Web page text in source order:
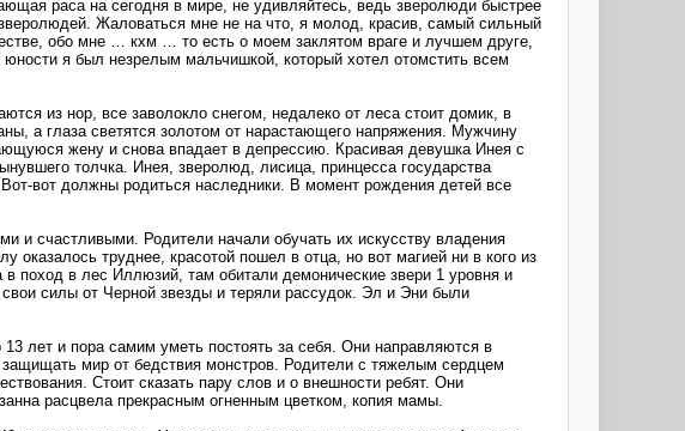
раса на сегодня в мире, не удивляйтесь, ведь зверолюди быстрее
Жаловаться мне не на что, я молод, красив, самый сильный
обо мне … кхм … то есть о моем заклятом враге и лучшем друге,
я был незрелым мальчишкой, который хотел отомстить всем
из нор, все заволокло снегом, недалеко от леса стоит домик, в
а глаза светятся золотом от нарастающего напряжения. Мужчину
жену и снова впадает в депрессию. Красивая девушка Инея с
толчка. Инея, зверолюд, лисица, принцесса государства
вот должны родиться наследники. В момент рождения детей все
и счастливыми. Родители начали обучать их искусству владения
труднее, красотой пошел в отца, но вот магией ни в кого из
поход в лес Иллюзий, там обитали демонические звери 1 уровня и
силы от Черной звезды и теряли рассудок. Эл и Эни были
лет и пора самим уметь постоять за себя. Они направляются в
защищать мир от бедствия монстров. Родители с тяжелым сердцем
Стоит сказать пару слов и о внешности ребят. Они
расцвела прекрасным огненным цветком, копия мамы.